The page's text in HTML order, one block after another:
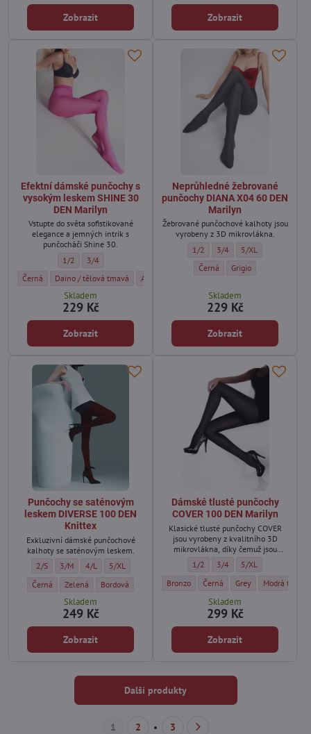
Zobrazit Zobrazit
Efektní dámské punčochy s
vysokým leskem SHINE 30
DEN Marilyn
Vstupte do světa sofistikované
elegance a jemných intrik s
punčocháči Shine 30.
Efektní dámské punčochy s vysokým leskem SHINE 30 DEN Marilyn -
1/2 Efektní dámské punčochy s vysokým leskem SHINE 30 DEN
3/4
Efektní dámské punčochy s vysokým leskem SHINE 30 DEN Marilyn - Barva:
Černá Efektní dámské punčochy s vysokým leskem SHINE 30 DEN Marilyn -
Daino / tělová tmavá Efektní dámské punčochy s vysokým leskem
Amarant
Skladem
229 Kč
Zobrazit
Neprůhledné žebrované
punčochy DIANA X04 60 DEN
Marilyn
Žebrované punčochové kalhoty jsou
vyrobeny z 3D mikrovlákna.
Neprůhledné žebrované
1/2 Neprůhledné žebrované
3/4 Neprůhledné
5/XL
Neprůhledné žebrované
Černá Neprůhledné
Grigio
Skladem
229 Kč
Zobrazit
Punčochy se saténovým
leskem DIVERSE 100 DEN
Knittex
Exkluzivní dámské punčochové
kalhoty se saténovým leskem.
Punčochy se saténovým leskem DIVERSE 100 DEN Knittex - Velikost:
2/S Punčochy se saténovým leskem DIVERSE 100 DEN Knittex - Velikost:
3/M Punčochy se saténovým leskem DIVERSE 100 DEN Knittex -
4/L Punčochy se saténovým leskem DIVERSE 100 DEN
5/XL
Punčochy se saténovým leskem DIVERSE 100 DEN Knittex - Barva:
Černá Punčochy se saténovým leskem DIVERSE 100 DEN Knittex - Barva:
Zelená Punčochy se saténovým leskem DIVERSE 100 DEN Knittex
Bordová
Skladem
249 Kč
Zobrazit
Dámské tlusté punčochy
COVER 100 DEN Marilyn
Klasické tlusté punčochy COVER
jsou vyrobeny z kvalitního 3D
mikrovlákna, díky čemuž jsou
jemné a trvanlivé.
Dámské tlusté punčochy COVER
1/2 Dámské tlusté punčochy
3/4 Dámské tlusté
5/XL
Dámské tlusté punčochy COVER 100
Bronzo Dámské tlusté punčochy
Černá Dámské tlusté
Grey Dámské
Modrá tmavá
Skladem
299 Kč
Zobrazit
Další produkty
1 2 3